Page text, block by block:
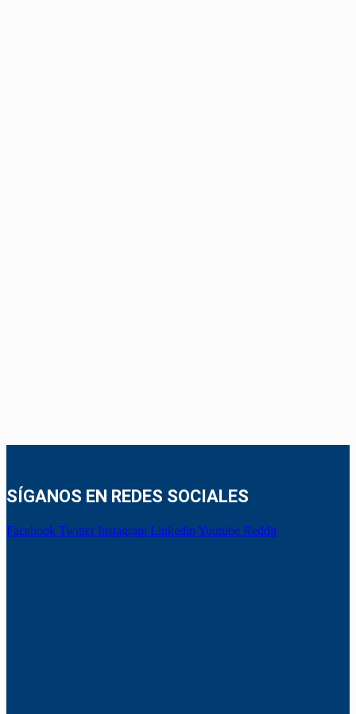
SÍGANOS EN REDES SOCIALES
Facebook Twitter Instagram Linkedin Youtube Reddit